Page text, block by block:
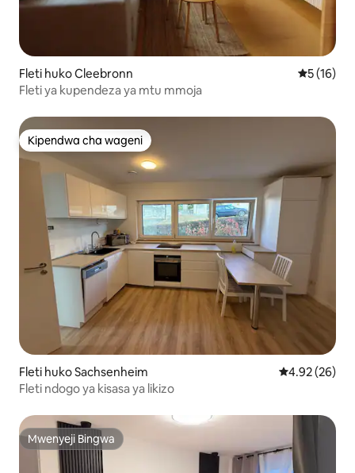
Fleti huko Cleebronn Ukadiriaji
5 (16)
Fleti ya kupendeza ya mtu mmoja
Kipendwa cha wageni
Kipendwa cha wageni
Fleti huko Sachsenheim Ukadiriaji wa
4.92 (26)
Fleti ndogo ya kisasa ya likizo
Mwenyeji Bingwa
Mwenyeji Bingwa